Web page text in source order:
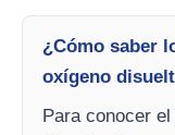
¿Cómo saber
oxígeno
Para conocer